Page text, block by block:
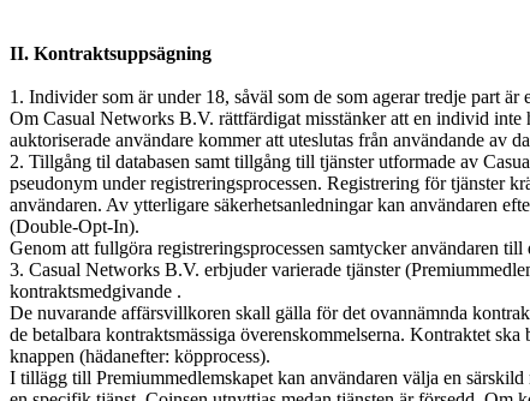
II. Kontraktsuppsägning
1. Individer som är under 18, såväl som de som agerar tredje part
Om Casual Networks B.V. rättfärdigat misstänker att en individ
auktoriserade användare kommer att uteslutas från användande av
2. Tillgång til databasen samt tillgång till tjänster utformade av
pseudonym under registreringsprocessen. Registrering för tjänster
användaren. Av ytterligare säkerhetsanledningar kan användaren
(Double-Opt-In).
Genom att fullgöra registreringsprocessen samtycker användaren
3. Casual Networks B.V. erbjuder varierade tjänster
kontraktsmedgivande .
De nuvarande affärsvillkoren skall gälla för det ovannämnda
de betalbara kontraktsmässiga överenskommelserna. Kontraktet
knappen (hädanefter: köpprocess).
I tillägg till Premiummedlemskapet kan användaren välja en